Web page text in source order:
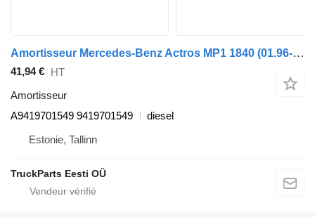
Amortisseur Mercedes-Benz Actros MP1 1840 (01.96-12.02) A9419701549 pour tracteur routier Mercedes-Benz Actros, Axor MP1, MP2, MP3 (1996-2014)
41,94 € HT
Amortisseur
A9419701549 9419701549
diesel
Estonie, Tallinn
TruckParts Eesti OÜ